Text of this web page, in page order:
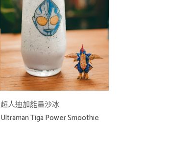
超人迪加能量沙冰
Ultraman Tiga Power Smoothie